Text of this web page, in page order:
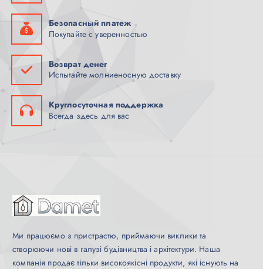
Безопасный платеж
Покупайте с уверенностью
Возврат денег
Испытайте молниеносную доставку
Круглосуточная поддержка
Всегда здесь для вас
Ми працюємо з пристрастю, приймаючи виклики та
створюючи нові в галузі будівництва і архітектури. Наша
компанія продає тільки високоякісні продукти, які існують на